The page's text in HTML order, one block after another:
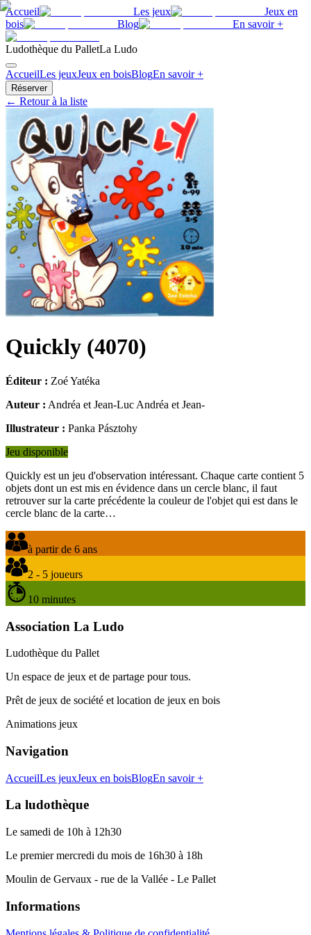
Accueil Les jeux
Jeux en
bois
Blog En savoir +
Ludothèque du PalletLa Ludo
AccueilLes jeuxJeux en boisBlogEn savoir +
Réserver
← Retour à la liste
Quickly (4070)
Éditeur : Zoé Yatéka
Auteur : Andréa et Jean-Luc Andréa et Jean-
Illustrateur : Panka Pásztohy
Jeu disponible
Quickly est un jeu d'observation intéressant. Chaque carte contient 5
objets dont un est mis en évidence dans un cercle blanc, il faut
retrouver sur la carte précédente la couleur de l'objet qui est dans le
cercle blanc de la carte…
à partir de 6 ans
2 - 5 joueurs
10 minutes
Association La Ludo
Ludothèque du Pallet
Un espace de jeux et de partage pour tous.
Prêt de jeux de société et location de jeux en bois
Animations jeux
Navigation
AccueilLes jeuxJeux en boisBlogEn savoir +
La ludothèque
Le samedi de 10h à 12h30
Le premier mercredi du mois de 16h30 à 18h
Moulin de Gervaux - rue de la Vallée - Le Pallet
Informations